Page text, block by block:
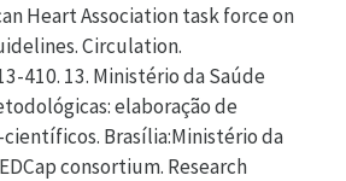
Heart Association task force on
Circulation.
410. 13. Ministério da Saúde
elaboração de
Brasília:Ministério da
consortium. Research